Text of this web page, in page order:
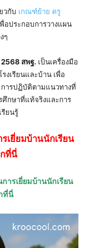
วกับ เกณฑ์ย้าย ครู
พื่อประกอบการวางแผน
ๆ
2568 สพฐ. เป็นเครื่องมือ
งเรียนและบ้าน เพื่อ
ารปฏิบัติตามแนวทางที่
กษาที่แท้จริงและการ
รียนรู้
เยี่ยมบ้านนักเรียน
ที่นี่
ารเยี่ยมบ้านนักเรียน
ที่นี่